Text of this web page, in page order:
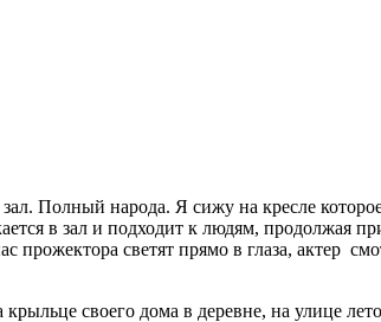
Полный народа. Я сижу на кресле
в зал и подходит к людям, продолжая
прожектора светят прямо в глаза, актер
своего дома в деревне, на улице